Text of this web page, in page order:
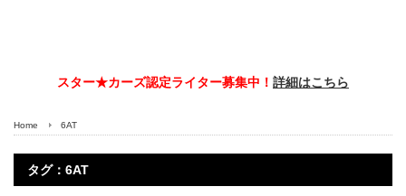
スター★カーズ認定ライター募集中！ 詳細はこちら
Home 6AT
タグ：6AT